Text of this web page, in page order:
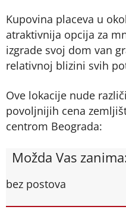
Kupovina placeva u
atraktivnija opcija za
izgrade svoj dom van
relativnoj blizini svih
Ove lokacije nude
povoljnijih cena
centrom Beograda:
Možda Vas
bez postova